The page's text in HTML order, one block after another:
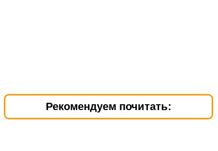
Рекомендуем почитать: